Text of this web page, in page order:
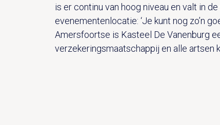
is er continu van hoog niveau en valt in
evenementenlocatie: ‘Je kunt nog zo’n
Amersfoortse is Kasteel De Vanenburg
verzekeringsmaatschappij en alle artsen